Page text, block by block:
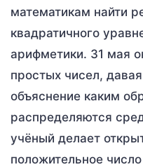
математикам найти
квадратичного
арифметики. 31 мая
простых чисел,
объяснение каким
распределяются
учёный делает
положительное